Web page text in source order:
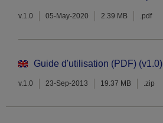
v.1.0 05-May-2020 2.39 MB .pdf
Guide d'utilisation (PDF) (v1.0)
v.1.0 23-Sep-2013 19.37 MB .zip